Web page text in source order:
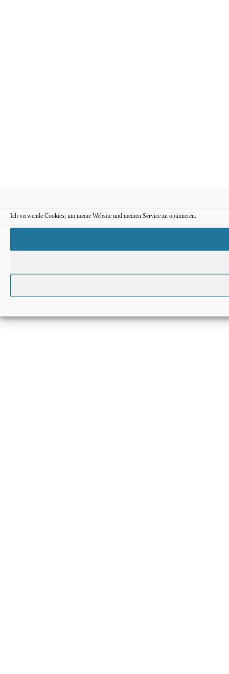
Ich verwende Cookies, um meine Website und meinen Service zu optimieren.